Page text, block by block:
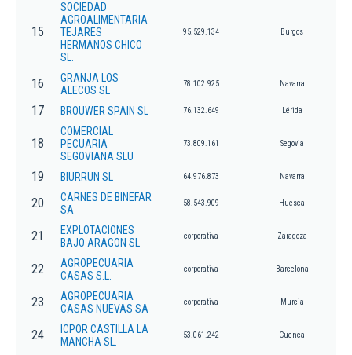
15
SOCIEDAD
AGROALIMENTARIA
TEJARES
HERMANOS CHICO
SL.
95.529.134 Burgos
16
GRANJA LOS
ALECOS SL
78.102.925 Navarra
17 BROUWER SPAIN SL 76.132.649 Lérida
18
COMERCIAL
PECUARIA
SEGOVIANA SLU
73.809.161 Segovia
19 BIURRUN SL 64.976.873 Navarra
20
CARNES DE BINEFAR
SA
58.543.909 Huesca
21
EXPLOTACIONES
BAJO ARAGON SL
corporativa Zaragoza
22
AGROPECUARIA
CASAS S.L.
corporativa Barcelona
23
AGROPECUARIA
CASAS NUEVAS SA
corporativa Murcia
24
ICPOR CASTILLA LA
MANCHA SL.
53.061.242 Cuenca